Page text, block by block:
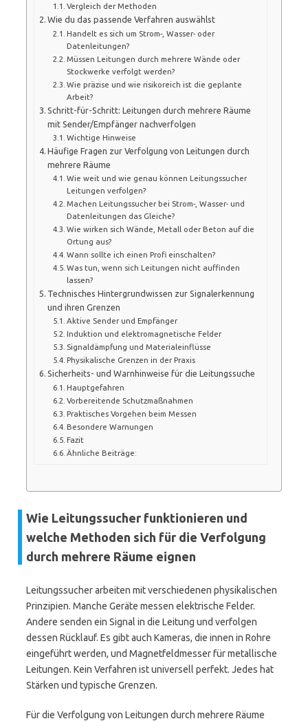
Vergleich der Methoden
Wie du das passende Verfahren auswählst
Handelt es sich um Strom-, Wasser- oder
Datenleitungen?
Müssen Leitungen durch mehrere Wände oder
Stockwerke verfolgt werden?
Wie präzise und wie risikoreich ist die geplante
Arbeit?
Schritt-für-Schritt: Leitungen durch mehrere Räume
mit Sender/Empfänger nachverfolgen
Wichtige Hinweise
Häufige Fragen zur Verfolgung von Leitungen durch
mehrere Räume
Wie weit und wie genau können Leitungssucher
Leitungen verfolgen?
Machen Leitungssucher bei Strom-, Wasser- und
Datenleitungen das Gleiche?
Wie wirken sich Wände, Metall oder Beton auf die
Ortung aus?
Wann sollte ich einen Profi einschalten?
Was tun, wenn sich Leitungen nicht auffinden
lassen?
Technisches Hintergrundwissen zur Signalerkennung
und ihren Grenzen
Aktive Sender und Empfänger
Induktion und elektromagnetische Felder
Signaldämpfung und Materialeinflüsse
Physikalische Grenzen in der Praxis
Sicherheits- und Warnhinweise für die Leitungssuche
Hauptgefahren
Vorbereitende Schutzmaßnahmen
Praktisches Vorgehen beim Messen
Besondere Warnungen
Fazit
Ähnliche Beiträge:
Wie Leitungssucher funktionieren und
welche Methoden sich für die Verfolgung
durch mehrere Räume eignen
Leitungssucher arbeiten mit verschiedenen physikalischen
Prinzipien. Manche Geräte messen elektrische Felder.
Andere senden ein Signal in die Leitung und verfolgen
dessen Rücklauf. Es gibt auch Kameras, die innen in Rohre
eingeführt werden, und Magnetfeldmesser für metallische
Leitungen. Kein Verfahren ist universell perfekt. Jedes hat
Stärken und typische Grenzen.
Für die Verfolgung von Leitungen durch mehrere Räume